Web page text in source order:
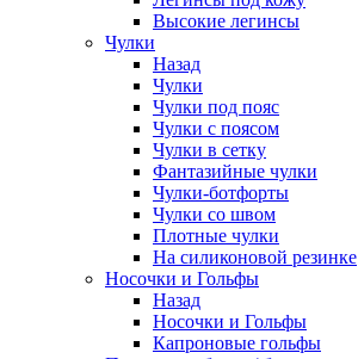
Высокие легинсы
Чулки
Назад
Чулки
Чулки под пояс
Чулки с поясом
Чулки в сетку
Фантазийные чулки
Чулки-ботфорты
Чулки со швом
Плотные чулки
На силиконовой резинке
Носочки и Гольфы
Назад
Носочки и Гольфы
Капроновые гольфы